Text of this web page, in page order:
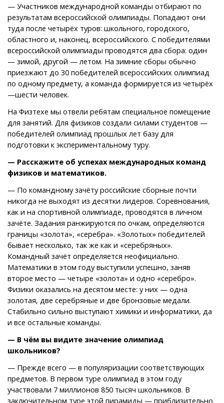
— Участников международной команды отбирают по
результатам всероссийской олимпиады. Попадают они
туда после четырёх туров: школьного, городского,
областного и, наконец, всероссийского. С победителями
всероссийской олимпиады проводятся два сбора: один
— зимой, другой — летом. На зимние сборы обычно
приезжают до 30 победителей всероссийских олимпиад
по одному предмету, а команда формируется из четырёх
—шести человек.
На Физтехе мы отвели ребятам специальное помещение
для занятий. Для физиков создали силами студентов —
победителей олимпиад прошлых лет базу для
подготовки к экспериментальному туру.
— Расскажите об успехах международных команд
физиков и математиков.
— По командному зачёту российские сборные почти
никогда не выходят из десятки лидеров. Соревнования,
как и на спортивной олимпиаде, проводятся в личном
зачёте. Задания ранжируются по очкам, определяются
границы «золота», «серебра». «Золотых» победителей
бывает несколько, так же как и «серебряных».
Командный зачёт определяется неофициально.
Математики в этом году выступили успешно, заняв
второе место — четыре «золота» и одно «серебро».
Физики оказались на десятом месте: у них — одна
золотая, две серебряные и две бронзовые медали.
Стабильно сильно выступают химики и информатики, да
и все остальные команды.
— В чём вы видите значение олимпиад
школьников?
— Прежде всего — в популяризации соответствующих
предметов. В первом туре олимпиад в этом году
участвовали 7 миллионов 850 тысяч школьников. В
заключительном туре этой пирамиды — приблизительно